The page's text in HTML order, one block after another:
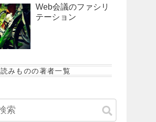
Web会議のファシリ
テーション
松本 悠平